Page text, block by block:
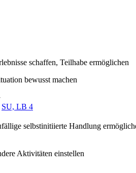
schaffen, Teilhabe ermöglichen
bewusst machen
SU, LB 4
selbstinitiierte Handlung
Aktivitäten einstellen